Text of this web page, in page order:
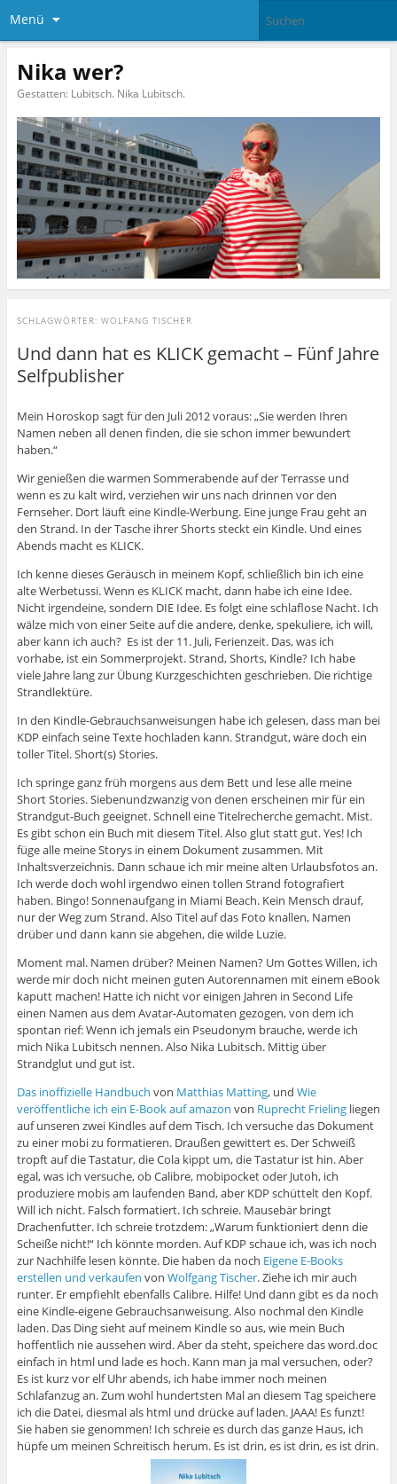
Menü
Nika wer?
Gestatten: Lubitsch. Nika Lubitsch.
SCHLAGWÖRTER: WOLFANG TISCHER
Und dann hat es KLICK gemacht – Fünf Jahre
Selfpublisher
Mein Horoskop sagt für den Juli 2012 voraus: „Sie werden Ihren
Namen neben all denen finden, die sie schon immer bewundert
haben.“
Wir genießen die warmen Sommerabende auf der Terrasse und
wenn es zu kalt wird, verziehen wir uns nach drinnen vor den
Fernseher. Dort läuft eine Kindle-Werbung. Eine junge Frau geht an
den Strand. In der Tasche ihrer Shorts steckt ein Kindle. Und eines
Abends macht es KLICK.
Ich kenne dieses Geräusch in meinem Kopf, schließlich bin ich eine
alte Werbetussi. Wenn es KLICK macht, dann habe ich eine Idee.
Nicht irgendeine, sondern DIE Idee. Es folgt eine schlaflose Nacht. Ich
wälze mich von einer Seite auf die andere, denke, spekuliere, ich will,
aber kann ich auch? Es ist der 11. Juli, Ferienzeit. Das, was ich
vorhabe, ist ein Sommerprojekt. Strand, Shorts, Kindle? Ich habe
viele Jahre lang zur Übung Kurzgeschichten geschrieben. Die richtige
Strandlektüre.
In den Kindle-Gebrauchsanweisungen habe ich gelesen, dass man bei
KDP einfach seine Texte hochladen kann. Strandgut, wäre doch ein
toller Titel. Short(s) Stories.
Ich springe ganz früh morgens aus dem Bett und lese alle meine
Short Stories. Siebenundzwanzig von denen erscheinen mir für ein
Strandgut-Buch geeignet. Schnell eine Titelrecherche gemacht. Mist.
Es gibt schon ein Buch mit diesem Titel. Also glut statt gut. Yes! Ich
füge alle meine Storys in einem Dokument zusammen. Mit
Inhaltsverzeichnis. Dann schaue ich mir meine alten Urlaubsfotos an.
Ich werde doch wohl irgendwo einen tollen Strand fotografiert
haben. Bingo! Sonnenaufgang in Miami Beach. Kein Mensch drauf,
nur der Weg zum Strand. Also Titel auf das Foto knallen, Namen
drüber und dann kann sie abgehen, die wilde Luzie.
Moment mal. Namen drüber? Meinen Namen? Um Gottes Willen, ich
werde mir doch nicht meinen guten Autorennamen mit einem eBook
kaputt machen! Hatte ich nicht vor einigen Jahren in Second Life
einen Namen aus dem Avatar-Automaten gezogen, von dem ich
spontan rief: Wenn ich jemals ein Pseudonym brauche, werde ich
mich Nika Lubitsch nennen. Also Nika Lubitsch. Mittig über
Strandglut und gut ist.
Das inoffizielle Handbuch von Matthias Matting, und Wie
veröffentliche ich ein E-Book auf amazon von Ruprecht Frielingliegen
auf unseren zwei Kindles auf dem Tisch. Ich versuche das Dokument
zu einer mobi zu formatieren. Draußen gewittert es. Der Schweiß
tropft auf die Tastatur, die Cola kippt um, die Tastatur ist hin. Aber
egal, was ich versuche, ob Calibre, mobipocket oder Jutoh, ich
produziere mobis am laufenden Band, aber KDP schüttelt den Kopf.
Will ich nicht. Falsch formatiert. Ich schreie. Mausebär bringt
Drachenfutter. Ich schreie trotzdem: „Warum funktioniert denn die
Scheiße nicht!“ Ich könnte morden. Auf KDP schaue ich, was ich noch
zur Nachhilfe lesen könnte. Die haben da noch Eigene E-Books
erstellen und verkaufen von Wolfgang Tischer. Ziehe ich mir auch
runter. Er empfiehlt ebenfalls Calibre. Hilfe! Und dann gibt es da noch
eine Kindle-eigene Gebrauchsanweisung. Also nochmal den Kindle
laden. Das Ding sieht auf meinem Kindle so aus, wie mein Buch
hoffentlich nie aussehen wird. Aber da steht, speichere das word.doc
einfach in html und lade es hoch. Kann man ja mal versuchen, oder?
Es ist kurz vor elf Uhr abends, ich habe immer noch meinen
Schlafanzug an. Zum wohl hundertsten Mal an diesem Tag speichere
ich die Datei, diesmal als html und drücke auf laden. JAAA! Es funzt!
Sie haben sie genommen! Ich schreie es durch das ganze Haus, ich
hüpfe um meinen Schreitisch herum. Es ist drin, es ist drin, es ist drin.